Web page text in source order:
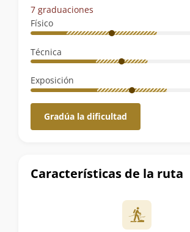
de
la
ruta
7 graduaciones
Físico
Técnica
Exposición
Gradúa la dificultad
Características de la ruta